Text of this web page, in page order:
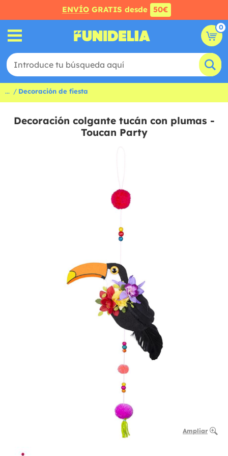
ENVÍO GRATIS desde 50€
0
... Decoración de fiesta
Decoración colgante tucán con plumas -
Toucan Party
Ampliar